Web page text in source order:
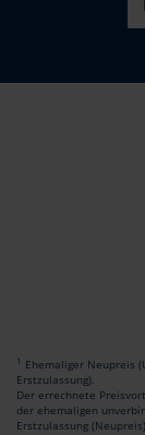
1 Ehemaliger Neupreis
Erstzulassung).
Der errechnete
der ehemaligen
Erstzulassung